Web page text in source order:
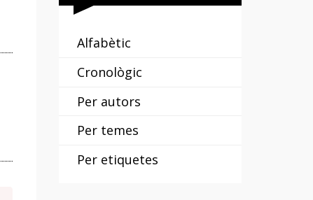
Alfabètic
Cronològic
Per autors
Per temes
Per etiquetes